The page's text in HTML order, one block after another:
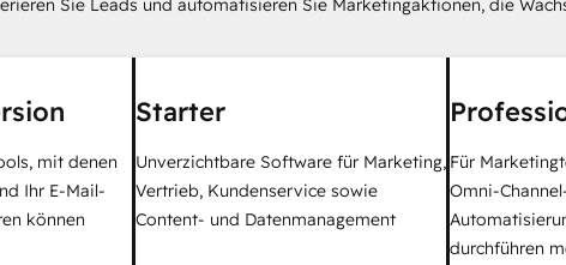
Sie Leads und automatisieren Sie Marketingaktionen, die
mit denen
Ihr E-Mail-
können
Starter
Unverzichtbare Software für Marketing,
Vertrieb, Kundenservice sowie
Content- und Datenmanagement
Für
Omni-
durchführen